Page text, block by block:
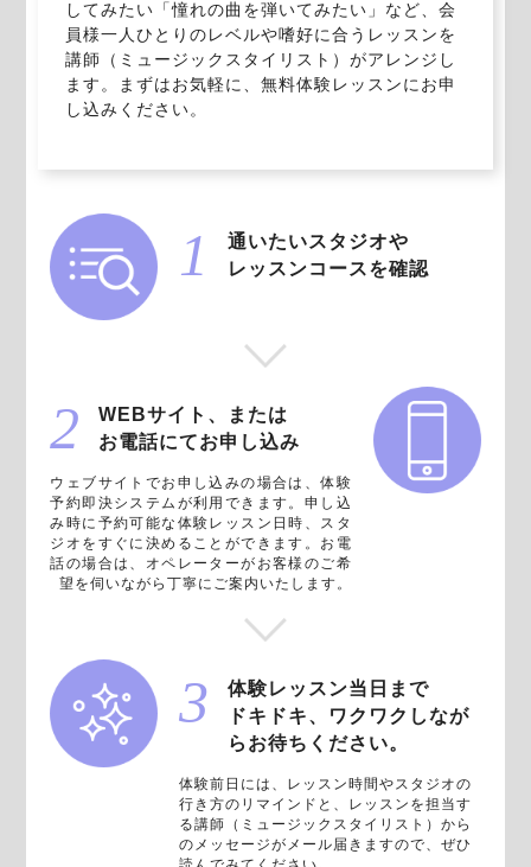
してみたい「憧れの曲を弾いてみたい」など、会
員様一人ひとりのレベルや嗜好に合うレッスンを
講師（ミュージックスタイリスト）がアレンジし
ます。まずはお気軽に、無料体験レッスンにお申
し込みください。
通いたいスタジオや
レッスンコースを確認
WEBサイト、または
お電話にてお申し込み
ウェブサイトでお申し込みの場合は、体験
予約即決システムが利用できます。申し込
み時に予約可能な体験レッスン日時、スタ
ジオをすぐに決めることができます。お電
話の場合は、オペレーターがお客様のご希
望を伺いながら丁寧にご案内いたします。
体験レッスン当日まで
ドキドキ、ワクワクしなが
らお待ちください。
体験前日には、レッスン時間やスタジオの
行き方のリマインドと、レッスンを担当す
る講師（ミュージックスタイリスト）から
のメッセージがメール届きますので、ぜひ